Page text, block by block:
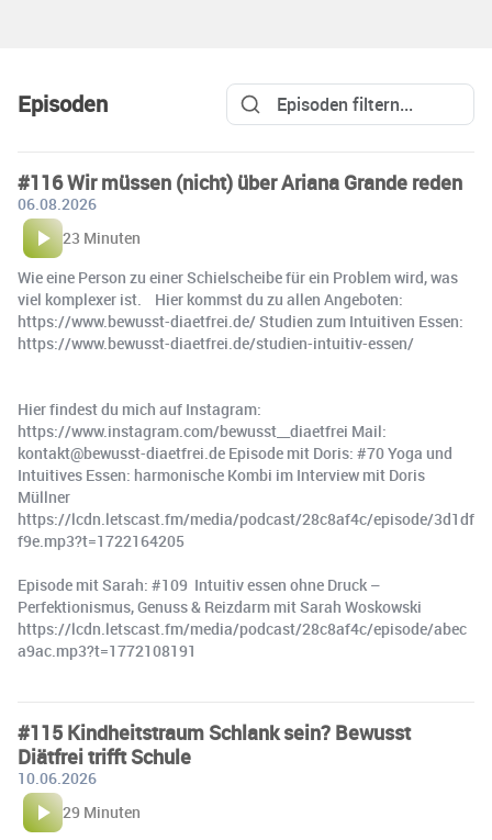
Episoden
#116 Wir müssen (nicht) über Ariana Grande reden
06.08.2026
23 Minuten
Wie eine Person zu einer Schielscheibe für ein Problem wird, was
viel komplexer ist. Hier kommst du zu allen Angeboten:
https://www.bewusst-diaetfrei.de/ Studien zum Intuitiven Essen:
https://www.bewusst-diaetfrei.de/studien-intuitiv-essen/
Hier findest du mich auf Instagram:
https://www.instagram.com/bewusst__diaetfrei Mail:
kontakt@bewusst-diaetfrei.de Episode mit Doris: #70 Yoga und
Intuitives Essen: harmonische Kombi im Interview mit Doris
Müllner
https://lcdn.letscast.fm/media/podcast/28c8af4c/episode/3d1df
f9e.mp3?t=1722164205
Episode mit Sarah: #109 Intuitiv essen ohne Druck –
Perfektionismus, Genuss & Reizdarm mit Sarah Woskowski
https://lcdn.letscast.fm/media/podcast/28c8af4c/episode/abec
a9ac.mp3?t=1772108191
#115 Kindheitstraum Schlank sein? Bewusst
Diätfrei trifft Schule
10.06.2026
29 Minuten